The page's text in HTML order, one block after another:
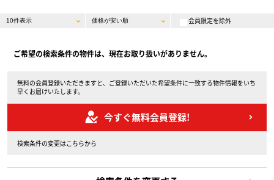
会員限定を除外
ご希望の検索条件の物件は、現在お取り扱いがありません。
無料の会員登録いただきますと、ご登録いただいた希望条件に一致する物件情報をいち
早くお届けいたします。
今すぐ無料会員登録!
検索条件の変更はこちらから